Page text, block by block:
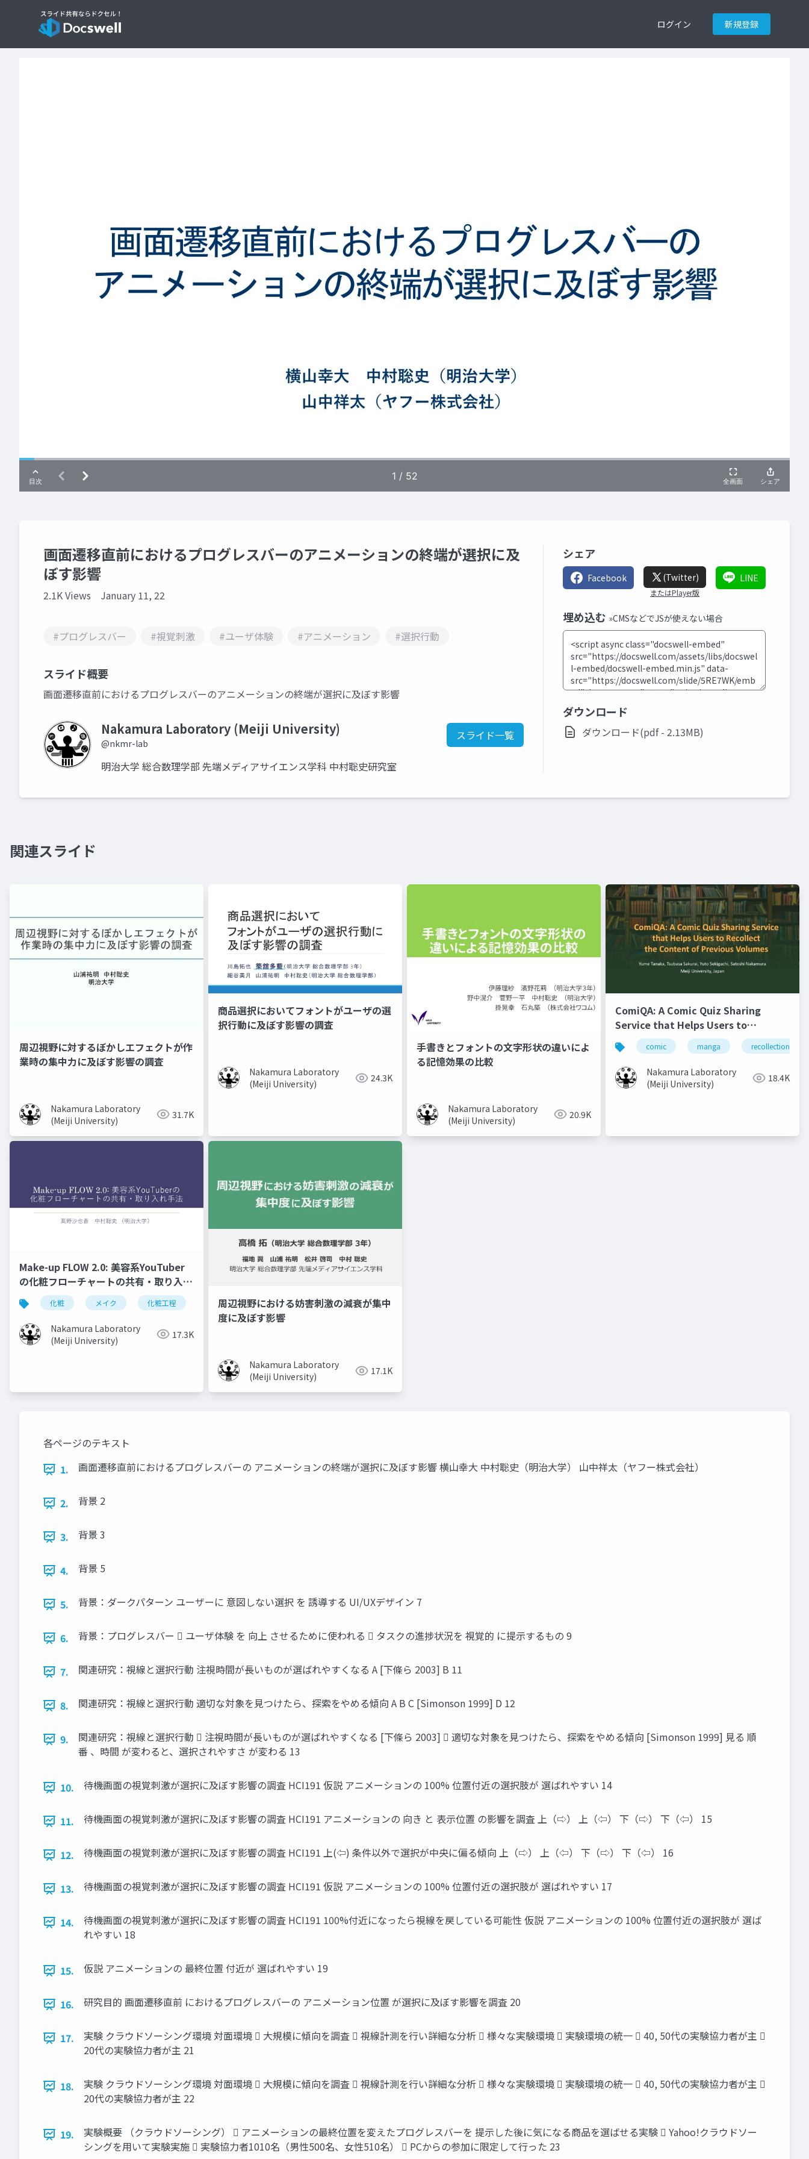
ログイン 新規登録
画面遷移直前におけるプログレスバーのアニメーションの終端が選択に及
ぼす影響
2.1K Views January 11, 22
#プログレスバー #視覚刺激 #ユーザ体験 #アニメーション #選択行動
スライド概要
画面遷移直前におけるプログレスバーのアニメーションの終端が選択に及ぼす影響
Nakamura Laboratory (Meiji University)
@nkmr-lab
スライド一覧
明治大学 総合数理学部 先端メディアサイエンス学科 中村聡史研究室
シェア
Facebook (Twitter)
またはPlayer版
LINE
埋め込む »CMSなどでJSが使えない場合
ダウンロード
ダウンロード(pdf - 2.13MB)
関連スライド
周辺視野に対するぼかしエフェクトが作
業時の集中力に及ぼす影響の調査
Nakamura Laboratory
(Meiji University)
31.7K
商品選択においてフォントがユーザの選
択行動に及ぼす影響の調査
Nakamura Laboratory
(Meiji University)
24.3K
手書きとフォントの文字形状の違いによ
る記憶効果の比較
Nakamura Laboratory
(Meiji University)
20.9K
ComiQA: A Comic Quiz Sharing
Service that Helps Users to
Recollect the Content of Previous
Volumes
comic manga recollection
Nakamura Laboratory
(Meiji University)
18.4K
Make-up FLOW 2.0: 美容系YouTuber
の化粧フローチャートの共有・取り入れ
手法
化粧 メイク 化粧工程 フローチャート 美容系youtuber 取り入れ
Nakamura Laboratory
(Meiji University)
17.3K
周辺視野における妨害刺激の減衰が集中
度に及ぼす影響
Nakamura Laboratory
(Meiji University)
17.1K
各ページのテキスト
1.
画面遷移直前におけるプログレスバーの アニメーションの終端が選択に及ぼす影響 横山幸大 中村聡史（明治大学） 山中祥太（ヤフー株式会社）
2. 背景 2
3. 背景 3
4. 背景 5
5. 背景：ダークパターン ユーザーに 意図しない選択 を 誘導する UI/UXデザイン 7
6. 背景：プログレスバー  ユーザ体験 を 向上 させるために使われる  タスクの進捗状況を 視覚的 に提示するもの 9
7. 関連研究：視線と選択行動 注視時間が長いものが選ばれやすくなる A [下條ら 2003] B 11
8. 関連研究：視線と選択行動 適切な対象を見つけたら、探索をやめる傾向 A B C [Simonson 1999] D 12
9.
関連研究：視線と選択行動  注視時間が長いものが選ばれやすくなる [下條ら 2003]  適切な対象を見つけたら、探索をやめる傾向 [Simonson 1999] 見る 順
番 、時間 が変わると、選択されやすさ が変わる 13
10. 待機画面の視覚刺激が選択に及ぼす影響の調査 HCI191 仮説 アニメーションの 100% 位置付近の選択肢が 選ばれやすい 14
11. 待機画面の視覚刺激が選択に及ぼす影響の調査 HCI191 アニメーションの 向き と 表示位置 の影響を調査 上（⇨） 上（⇦） 下（⇨） 下（⇦） 15
12. 待機画面の視覚刺激が選択に及ぼす影響の調査 HCI191 上(⇦) 条件以外で選択が中央に偏る傾向 上（⇨） 上（⇦） 下（⇨） 下（⇦） 16
13. 待機画面の視覚刺激が選択に及ぼす影響の調査 HCI191 仮説 アニメーションの 100% 位置付近の選択肢が 選ばれやすい 17
14.
待機画面の視覚刺激が選択に及ぼす影響の調査 HCI191 100%付近になったら視線を戻している可能性 仮説 アニメーションの 100% 位置付近の選択肢が 選ば
れやすい 18
15. 仮説 アニメーションの 最終位置 付近が 選ばれやすい 19
16. 研究目的 画面遷移直前 におけるプログレスバーの アニメーション位置 が選択に及ぼす影響を調査 20
17.
実験 クラウドソーシング環境 対面環境  大規模に傾向を調査  視線計測を行い詳細な分析  様々な実験環境  実験環境の統一  40, 50代の実験協力者が主 
20代の実験協力者が主 21
18.
実験 クラウドソーシング環境 対面環境  大規模に傾向を調査  視線計測を行い詳細な分析  様々な実験環境  実験環境の統一  40, 50代の実験協力者が主 
20代の実験協力者が主 22
19.
実験概要 （クラウドソーシング）  アニメーションの最終位置を変えたプログレスバーを 提示した後に気になる商品を選ばせる実験  Yahoo!クラウドソー
シングを用いて実験実施  実験協力者1010名（男性500名、女性510名）  PCからの参加に限定して行った 23